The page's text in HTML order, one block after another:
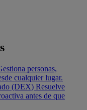
personas,
cualquier lugar.
(DEX) Resuelve
antes de que